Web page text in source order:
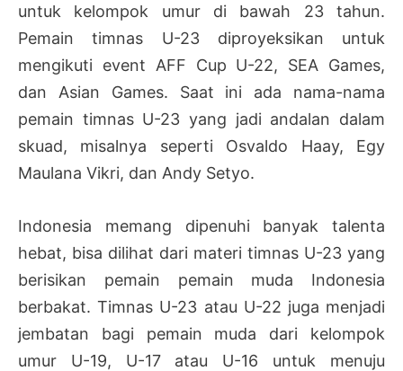
untuk kelompok umur di bawah 23 tahun.
Pemain timnas U-23 diproyeksikan untuk
mengikuti event AFF Cup U-22, SEA Games,
dan Asian Games. Saat ini ada nama-nama
pemain timnas U-23 yang jadi andalan dalam
skuad, misalnya seperti Osvaldo Haay, Egy
Maulana Vikri, dan Andy Setyo.
Indonesia memang dipenuhi banyak talenta
hebat, bisa dilihat dari materi timnas U-23 yang
berisikan pemain pemain muda Indonesia
berbakat. Timnas U-23 atau U-22 juga menjadi
jembatan bagi pemain muda dari kelompok
umur U-19, U-17 atau U-16 untuk menuju